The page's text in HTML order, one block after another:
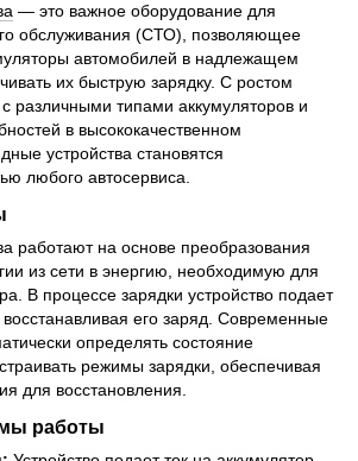
— это важное оборудование для
обслуживания (СТО), позволяющее
автомобилей в надлежащем
их быструю зарядку. С ростом
различными типами аккумуляторов и
в высококачественном
устройства становятся
любого автосервиса.
работают на основе преобразования
из сети в энергию, необходимую для
В процессе зарядки устройство подает
восстанавливая его заряд. Современные
определять состояние
режимы зарядки, обеспечивая
для восстановления.
работы